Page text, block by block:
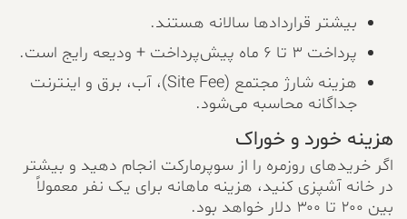
بیشتر قراردادها سالانه هستند.
پرداخت ۳ تا ۶ ماه پیش‌پرداخت + ودیعه رایج است.
هزینه شارژ مجتمع (Site Fee)، آب، برق و اینترنت
جداگانه محاسبه می‌شود.
هزینه خورد و خوراک
اگر خریدهای روزمره را از سوپرمارکت انجام دهید و بیشتر
در خانه آشپزی کنید، هزینه ماهانه برای یک نفر معمولاً
بین ۲۰۰ تا ۳۰۰ دلار خواهد بود.